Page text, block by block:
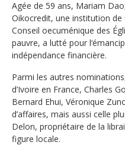
Agée de 59 ans, Mariam
Oikocredit, une institution
Conseil oecuménique des
pauvre, a lutté pour
indépendance financière.
Parmi les autres
d’Ivoire en France, Charles
Bernard Ehui, Véronique
d’affaires, mais aussi celle
Delon, propriétaire de la
figure locale.